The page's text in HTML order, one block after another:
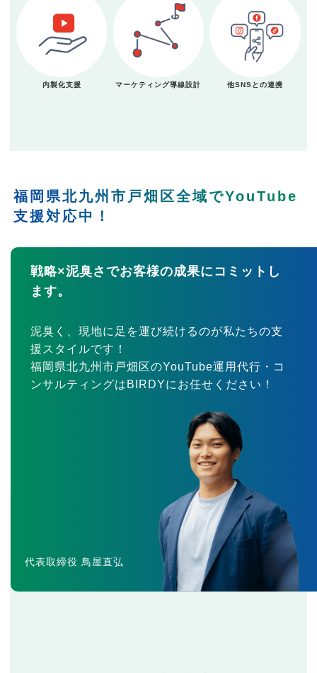
内製化支援 マーケティング導線設計 他SNSとの連携
福岡県北九州市戸畑区全域でYouTube
支援対応中！
戦略×泥臭さでお客様の成果にコミットし
ます。
泥臭く、現地に足を運び続けるのが私たちの支
援スタイルです！
福岡県北九州市戸畑区のYouTube運用代行・コ
ンサルティングはBIRDYにお任せください！
代表取締役 鳥屋直弘